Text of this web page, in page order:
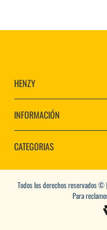
HENZY
INFORMACIÓN
CATEGORIAS
Todos los derechos reservados ©
Para